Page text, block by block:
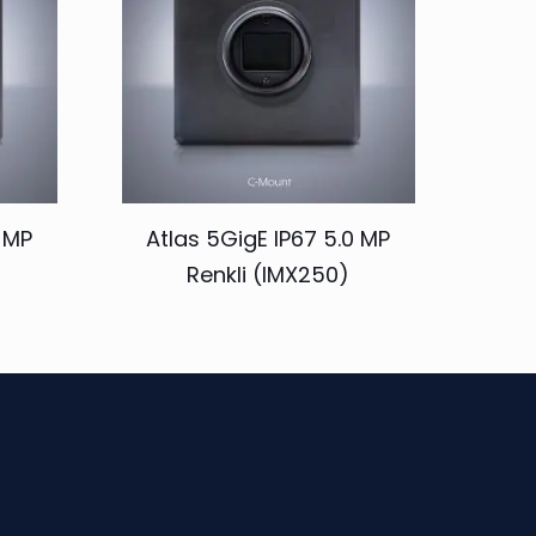
Atlas 5GigE IP67 5.0 MP
Renkli (IMX250)